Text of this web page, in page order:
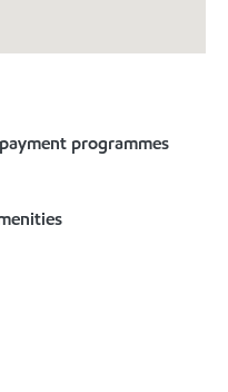
programmes